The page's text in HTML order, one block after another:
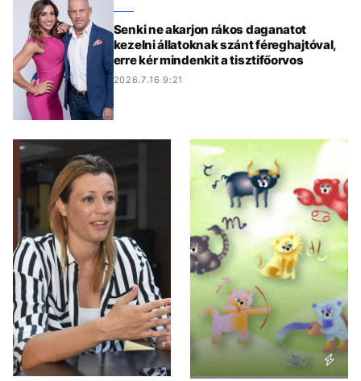
Senki ne akarjon rákos daganatot
kezelni állatoknak szánt féreghajtóval,
erre kér mindenkit a tisztifőorvos
2026.7.16 9:21